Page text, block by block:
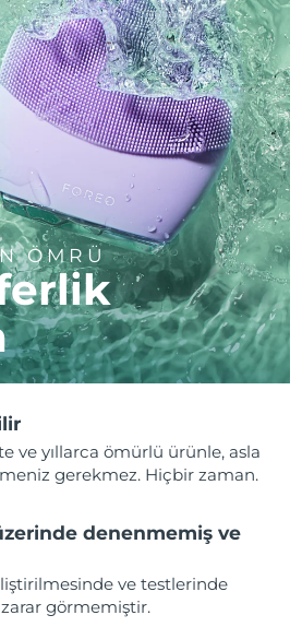
ÖMRÜ
ve yıllarca ömürlü ürünle, asla
gerekmez. Hiçbir zaman.
denenmemiş ve
ve testlerinde
görmemiştir.